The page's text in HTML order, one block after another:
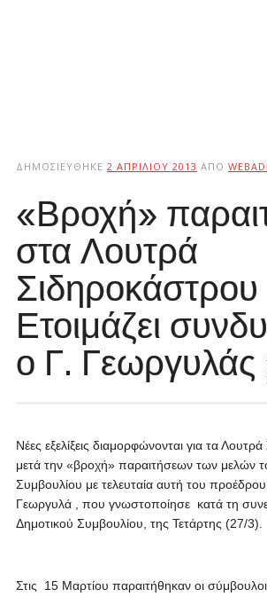
ΔΗΜΟΣΙΕΎΘΗΚΕ 2 ΑΠΡΙΛΊΟΥ 2013 ΑΠΌ
«Βροχή»
στα Λουτρά
Ετοιμάζει
ο Γ. Γεωργυλάς
Νέες εξελίξεις διαμορφώνονται για τα
μετά την «βροχή» παραιτήσεων των μελών
Συμβουλίου με τελευταία αυτή του
Γεωργυλά , που γνωστοποίησε κατά τη
Δημοτικού Συμβουλίου, της Τετάρτης (27/3).
Στις 15 Μαρτίου παραιτήθηκαν οι